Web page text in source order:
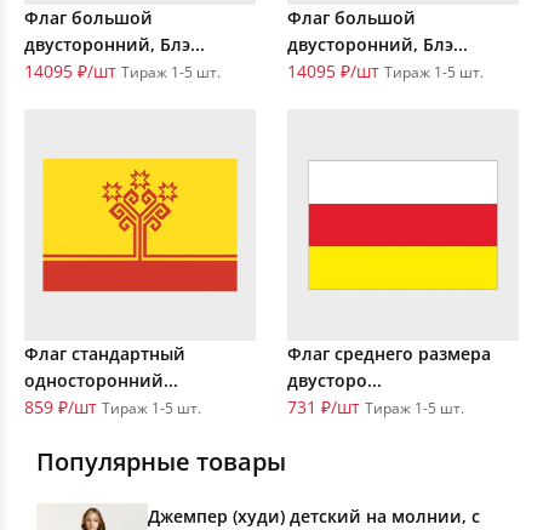
Флаг большой
двусторонний, Блэ...
14095 ₽/шт Тираж 1-5 шт.
Флаг большой
двусторонний, Блэ...
14095 ₽/шт Тираж 1-5 шт.
Флаг стандартный
односторонний...
859 ₽/шт Тираж 1-5 шт.
Флаг среднего размера
двусторо...
731 ₽/шт Тираж 1-5 шт.
Популярные товары
Джемпер (худи) детский на молнии, с